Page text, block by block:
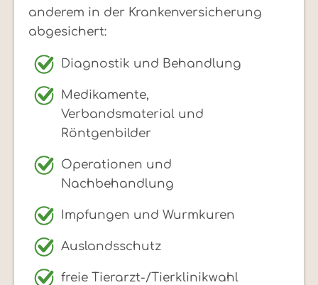
anderem in der Krankenversicherung
abgesichert:
Diagnostik und Behandlung
Medikamente,
Verbandsmaterial und
Röntgenbilder
Operationen und
Nachbehandlung
Impfungen und Wurmkuren
Auslandsschutz
freie Tierarzt-/Tierklinikwahl